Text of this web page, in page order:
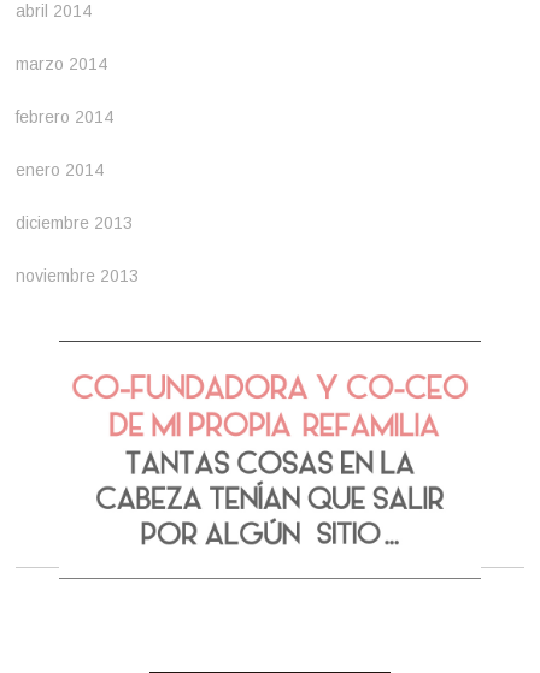
abril 2014
marzo 2014
febrero 2014
enero 2014
diciembre 2013
noviembre 2013